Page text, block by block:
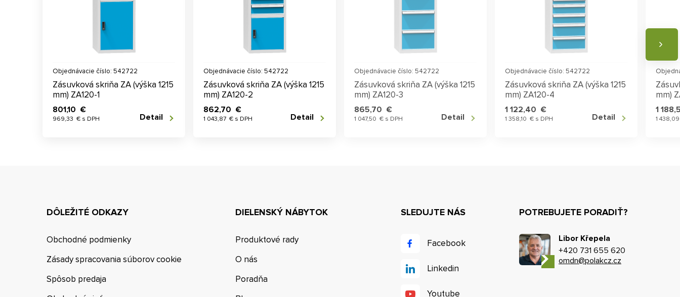
Objednávacie číslo: 542722
Zásuvková skriňa ZA (výška 1215
mm) ZA120-1
801,10 €
969,33 € s DPH Detail
Objednávacie číslo: 542722
Zásuvková skriňa ZA (výška 1215
mm) ZA120-2
862,70 €
1 043,87 € s DPH Detail
Objednávacie číslo: 542722
Zásuvková skriňa ZA (výška 1215
mm) ZA120-3
865,70 €
1 047,50 € s DPH Detail
Objednávacie číslo: 542722
Zásuvková skriňa ZA (výška 1215
mm) ZA120-4
1 122,40 €
1 358,10 € s DPH Detail
mm)
1
1
DÔLEŽITÉ ODKAZY
Obchodné podmienky
Zásady spracovania súborov cookie
Spôsob predaja
DIELENSKÝ NÁBYTOK
Produktové rady
O nás
Poradňa
SLEDUJTE NÁS
Facebook
Linkedin
Youtube
POTREBUJETE PORADIŤ?
Libor Křepela
+420 731 655 620
omdn@polakcz.cz